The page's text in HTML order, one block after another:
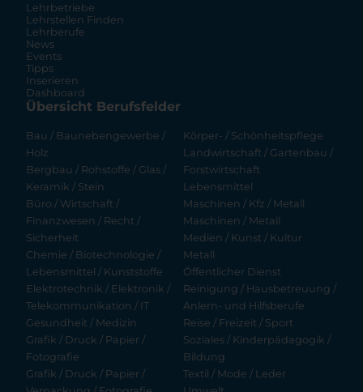
Lehrbetriebe
Lehrstellen Finden
Lehrberufe
News
Events
Tipps
Inserieren
Dashboard
Übersicht Berufsfelder
Bau / Baunebengewerbe /
Holz
Bergbau / Rohstoffe / Glas /
Keramik / Stein
Büro / Wirtschaft /
Finanzwesen / Recht /
Sicherheit
Chemie / Biotechnologie /
Lebensmittel / Kunststoffe
Elektrotechnik / Elektronik /
Telekommunikation / IT
Gesundheit / Medizin
Grafik / Druck / Papier /
Fotografie
Grafik / Druck / Papier /
Körper- / Schönheitspflege
Landwirtschaft / Gartenbau /
Forstwirtschaft
Lebensmittel
Maschinen / Kfz / Metall
Maschinen / Metall
Medien / Kunst / Kultur
Metall
Öffentlicher Dienst
Reinigung / Hausbetreuung /
Anlern- und Hilfsberufe
Reise / Freizeit / Sport
Soziales / Kinderpädagogik /
Bildung
Textil / Mode / Leder